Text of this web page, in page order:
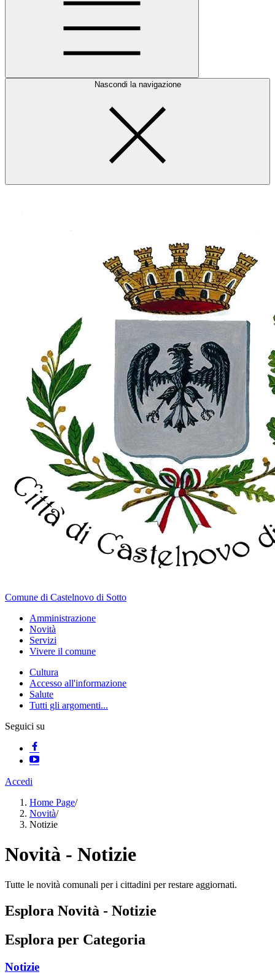
Nascondi la navigazione
Comune di Castelnovo di Sotto
Amministrazione
Novità
Servizi
Vivere il comune
Cultura
Accesso all'informazione
Salute
Tutti gli argomenti...
Seguici su
Accedi
Home Page/
Novità/
Notizie
Novità - Notizie
Tutte le novità comunali per i cittadini per restare aggiornati.
Esplora Novità - Notizie
Esplora per Categoria
Notizie